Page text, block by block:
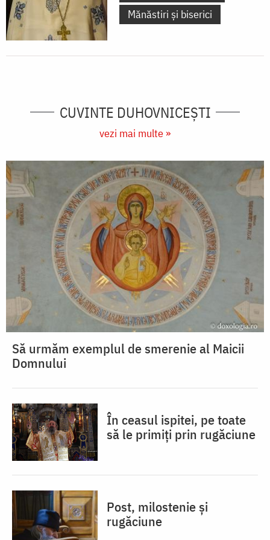
Mănăstiri și biserici
CUVINTE DUHOVNICEȘTI
vezi mai multe »
Să urmăm exemplul de smerenie al Maicii
Domnului
În ceasul ispitei, pe toate
să le primiți prin rugăciune
Post, milostenie și
rugăciune